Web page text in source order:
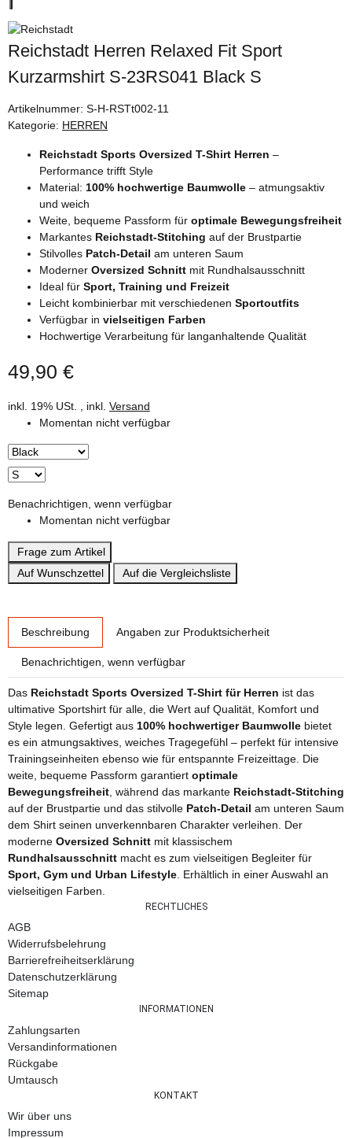
Reichstadt Herren Relaxed Fit Sport
Kurzarmshirt S-23RS041 Black S
Artikelnummer: S-H-RSTt002-11
Kategorie: HERREN
Reichstadt Sports Oversized T-Shirt Herren –
Performance trifft Style
Material: 100% hochwertige Baumwolle – atmungsaktiv
und weich
Weite, bequeme Passform für optimale Bewegungsfreiheit
Markantes Reichstadt-Stitching auf der Brustpartie
Stilvolles Patch-Detail am unteren Saum
Moderner Oversized Schnitt mit Rundhalsausschnitt
Ideal für Sport, Training und Freizeit
Leicht kombinierbar mit verschiedenen Sportoutfits
Verfügbar in vielseitigen Farben
Hochwertige Verarbeitung für langanhaltende Qualität
49,90 €
inkl. 19% USt. , inkl. Versand
Momentan nicht verfügbar
Benachrichtigen, wenn verfügbar
Momentan nicht verfügbar
Frage zum Artikel
Auf Wunschzettel
Auf die Vergleichsliste
Beschreibung Angaben zur Produktsicherheit
Benachrichtigen, wenn verfügbar
Das Reichstadt Sports Oversized T-Shirt für Herren ist das
ultimative Sportshirt für alle, die Wert auf Qualität, Komfort und
Style legen. Gefertigt aus 100% hochwertiger Baumwolle bietet
es ein atmungsaktives, weiches Tragegefühl – perfekt für intensive
Trainingseinheiten ebenso wie für entspannte Freizeittage. Die
weite, bequeme Passform garantiert optimale
Bewegungsfreiheit , während das markante Reichstadt-Stitching
auf der Brustpartie und das stilvolle Patch-Detail am unteren Saum
dem Shirt seinen unverkennbaren Charakter verleihen. Der
moderne Oversized Schnitt mit klassischem
Rundhalsausschnitt macht es zum vielseitigen Begleiter für
Sport, Gym und Urban Lifestyle . Erhältlich in einer Auswahl an
vielseitigen Farben.
RECHTLICHES
AGB
Widerrufsbelehrung
Barrierefreiheitserklärung
Datenschutzerklärung
Sitemap
INFORMATIONEN
Zahlungsarten
Versandinformationen
Rückgabe
Umtausch
KONTAKT
Wir über uns
Impressum